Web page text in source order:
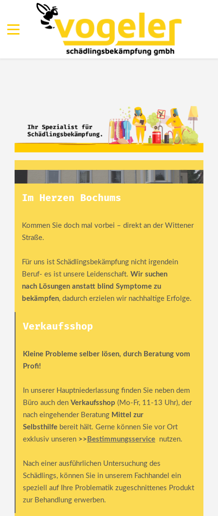
Im Herzen Bochums
Kommen Sie doch mal vorbei – direkt an der Wittener
Straße.
Für uns ist Schädlingsbekämpfung nicht irgendein
Beruf- es ist unsere Leidenschaft. Wir suchen
nach Lösungen anstatt blind Symptome zu
bekämpfen, dadurch erzielen wir nachhaltige Erfolge.
Verkaufsshop
Kleine Probleme selber lösen, durch Beratung vom
Profi!
In unserer Hauptniederlassung finden Sie neben dem
Büro auch den Verkaufsshop (Mo-Fr, 11-13 Uhr), der
nach eingehender Beratung Mittel zur
Selbsthilfe bereit hält. Gerne können Sie vor Ort
exklusiv unseren >> Bestimmungsservice nutzen.
Nach einer ausführlichen Untersuchung des
Schädlings, können Sie in unserem Fachhandel ein
speziell auf Ihre Problematik zugeschnittenes Produkt
zur Behandlung erwerben.